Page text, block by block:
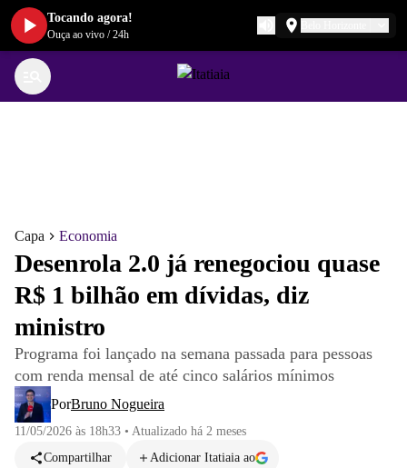
Capa Economia
Desenrola 2.0 já renegociou quase
R$ 1 bilhão em dívidas, diz
ministro
Programa foi lançado na semana passada para pessoas
com renda mensal de até cinco salários mínimos
PorBruno Nogueira
11/05/2026 às 18h33 • Atualizado há 2 meses
Compartilhar
Adicionar Itatiaia ao
Tocando agora!
Ouça ao vivo /24h